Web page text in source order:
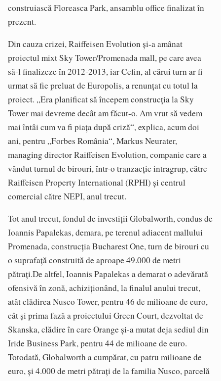
construiască Floreasca Park, ansamblu office finalizat în
prezent.
Din cauza crizei, Raiffeisen Evolution și-a amânat
proiectul mixt Sky Tower/Promenada mall, pe care avea
să-l finalizeze în 2012-2013, iar Cefin, al cărui turn ar fi
urmat să fie preluat de Europolis, a renunțat cu totul la
proiect. „Era planificat să începem construcția la Sky
Tower mai devreme decât am făcut-o. Am vrut să vedem
mai întâi cum va fi piața după criză“, explica, acum doi
ani, pentru „Forbes România“, Markus Neurater,
managing director Raiffeisen Evolution, companie care a
vândut turnul de birouri, într-o tranzacție intragrup, către
Raiffeisen Property International (RPHI) și centrul
comercial către NEPI, anul trecut.
Tot anul trecut, fondul de investiții Globalworth, condus de
Ioannis Papalekas, demara, pe terenul adiacent mallului
Promenada, construcția Bucharest One, turn de birouri cu
o suprafață construită de aproape 49.000 de metri
pătrați.De altfel, Ioannis Papalekas a demarat o adevărată
ofensivă în zonă, achiziționând, la finalul anului trecut,
atât clădirea Nusco Tower, pentru 46 de milioane de euro,
cât și prima fază a proiectului Green Court, dezvoltat de
Skanska, clădire în care Orange și-a mutat deja sediul din
Iride Business Park, pentru 44 de milioane de euro.
Totodată, Globalworth a cumpărat, cu patru milioane de
euro, și 4.000 de metri pătrați de la familia Nusco, parcelă